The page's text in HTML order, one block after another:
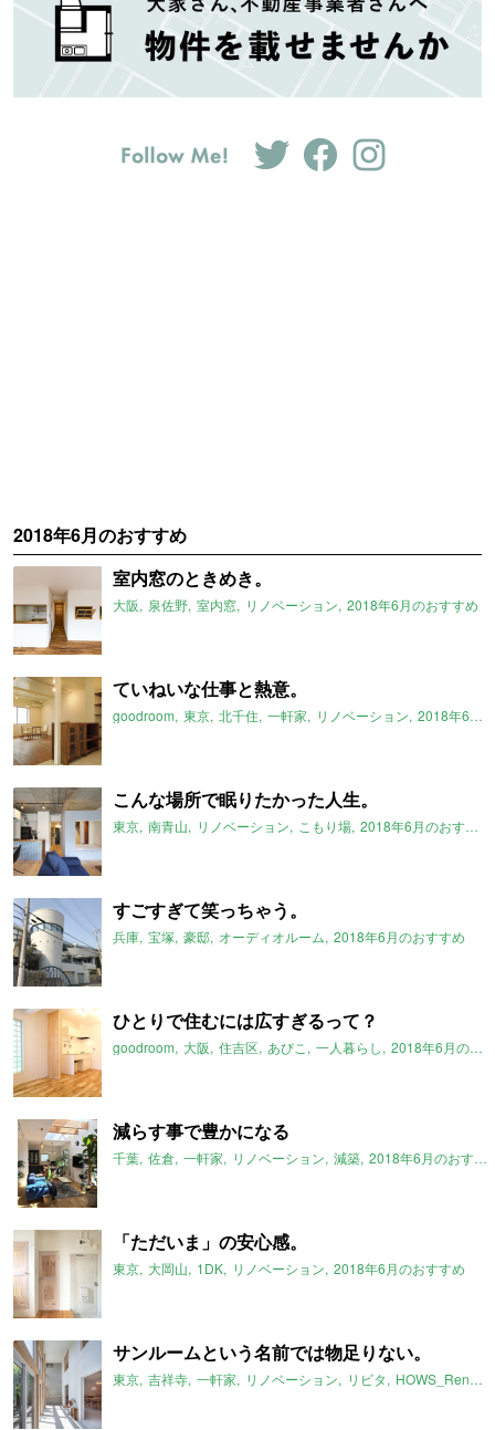
2018年6月のおすすめ
室内窓のときめき。
大阪 泉佐野 室内窓 リノベーション 2018年6月のおすすめ
ていねいな仕事と熱意。
goodroom 東京 北千住 一軒家 リノベーション 2018年6月のおすすめ
こんな場所で眠りたかった人生。
東京 南青山 リノベーション こもり場 2018年6月のおすすめ
すごすぎて笑っちゃう。
兵庫 宝塚 豪邸 オーディオルーム 2018年6月のおすすめ
ひとりで住むには広すぎるって？
goodroom 大阪 住吉区 あびこ 一人暮らし 2018年6月のおすすめ
減らす事で豊かになる
千葉 佐倉 一軒家 リノベーション 減築 2018年6月のおすすめ
「ただいま」の安心感。
東京 大岡山 1DK リノベーション 2018年6月のおすすめ
サンルームという名前では物足りない。
東京 吉祥寺 一軒家 リノベーション リビタ HOWS_Renovation